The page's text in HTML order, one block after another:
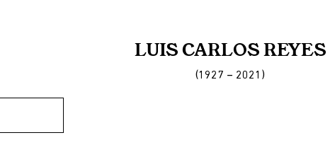
LUIS CARLOS REYES
(1927 – 2021)